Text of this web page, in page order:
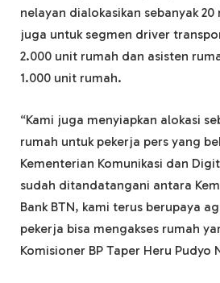
nelayan dialokasikan sebanyak
juga untuk segmen driver
2.000 unit rumah dan asisten
1.000 unit rumah.
“Kami juga menyiapkan alokasi
rumah untuk pekerja pers yang
Kementerian Komunikasi dan
sudah ditandatangani antara
Bank BTN, kami terus berupaya
pekerja bisa mengakses rumah
Komisioner BP Taper Heru Pudyo